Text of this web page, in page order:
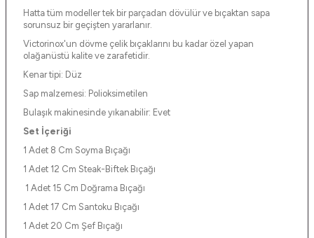
Hatta tüm modeller tek bir parçadan dövülür ve bıçaktan sapa
sorunsuz bir geçişten yararlanır.
Victorinox'un dövme çelik bıçaklarını bu kadar özel yapan
olağanüstü kalite ve zarafetidir.
Kenar tipi: Düz
Sap malzemesi: Polioksimetilen
Bulaşık makinesinde yıkanabilir: Evet
Set İçeriği
1 Adet 8 Cm Soyma Bıçağı
1 Adet 12 Cm Steak-Biftek Bıçağı
1 Adet 15 Cm Doğrama Bıçağı
1 Adet 17 Cm Santoku Bıçağı
1 Adet 20 Cm Şef Bıçağı